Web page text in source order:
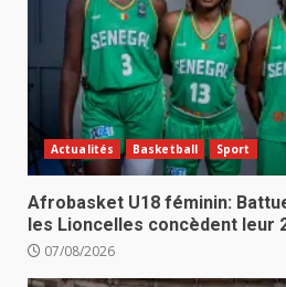
Actualités Basketball Sport
Afrobasket U18 féminin:
les Lioncelles concèdent leur
07/08/2026